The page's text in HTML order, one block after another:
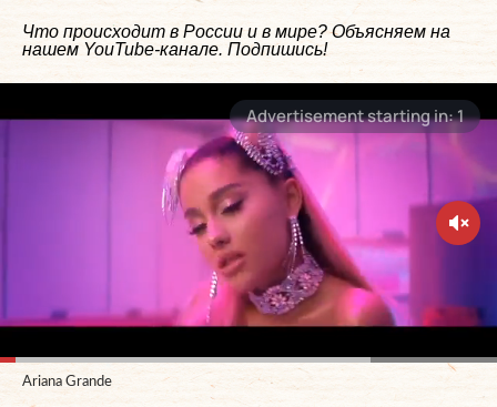
Что происходит в России и в мире? Объясняем на
нашем YouTube-канале. Подпишись!
Ariana Grande